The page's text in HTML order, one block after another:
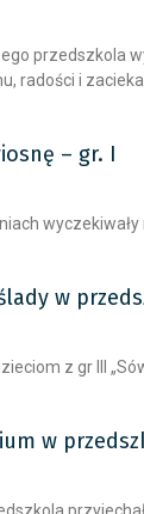
przedszkola
radości i
– gr. I
wyczekiwały
w
z gr III
w